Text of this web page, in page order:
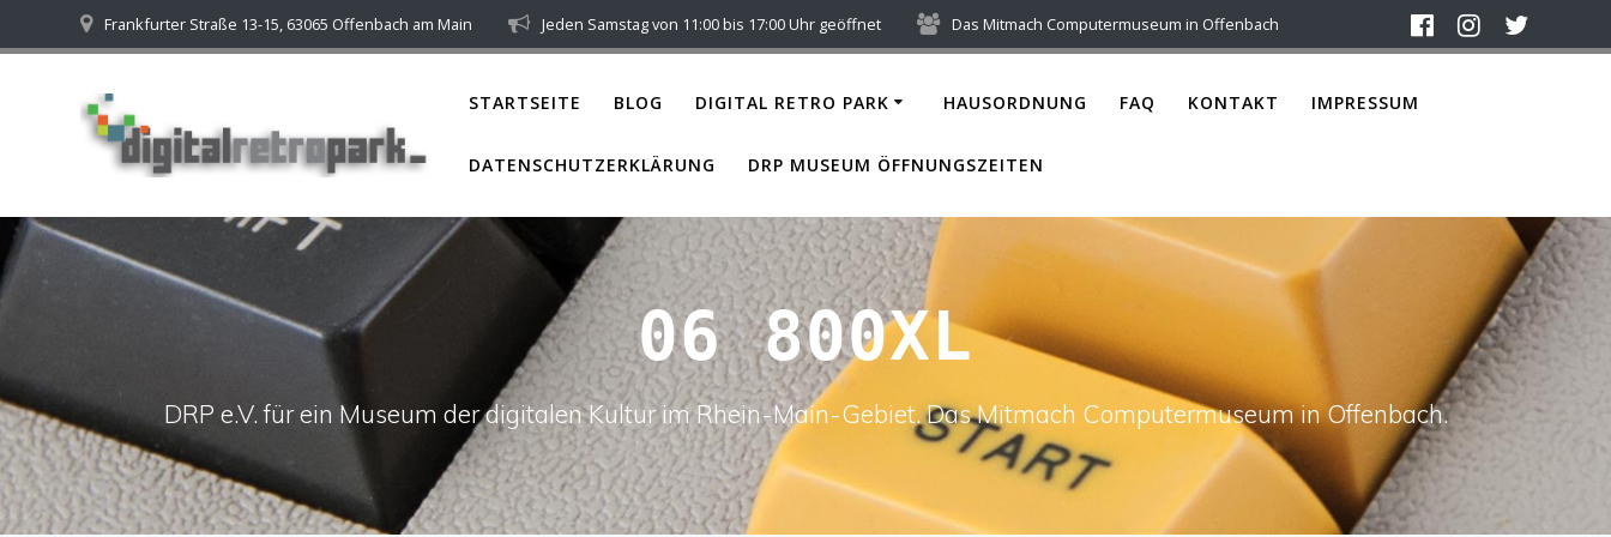
to
Frankfurter Straße 13-15, 63065 Offenbach am Main Jeden Samstag von 11:00 bis 17:00 Uhr geöffnet Das Mitmach Computermuseum in Offenbach
STARTSEITE BLOG DIGITAL RETRO PARK HAUSORDNUNG FAQ KONTAKT IMPRESSUM
DATENSCHUTZERKLÄRUNG DRP MUSEUM ÖFFNUNGSZEITEN
06 800XL
DRP e.V. für ein Museum der digitalen Kultur im Rhein-Main-Gebiet. Das Mitmach Computermuseum in Offenbach.